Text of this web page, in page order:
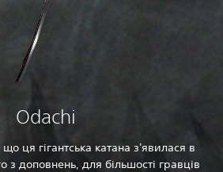
Odachi
ця гігантська катана з'явилася в
з доповнень, для більшості гравців